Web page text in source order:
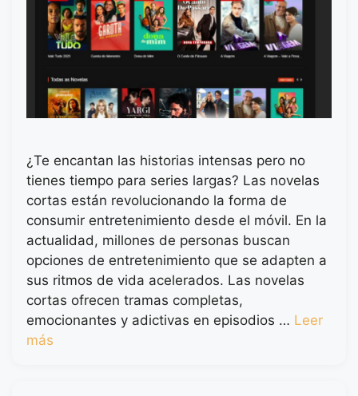
¿Te encantan las historias intensas pero no
tienes tiempo para series largas? Las novelas
cortas están revolucionando la forma de
consumir entretenimiento desde el móvil. En la
actualidad, millones de personas buscan
opciones de entretenimiento que se adapten a
sus ritmos de vida acelerados. Las novelas
cortas ofrecen tramas completas,
emocionantes y adictivas en episodios … Leer
más